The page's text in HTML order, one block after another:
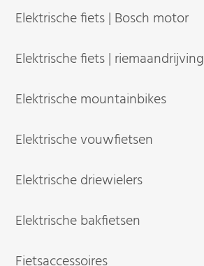
Elektrische fiets | Bosch motor
Elektrische fiets | riemaandrijving
Elektrische mountainbikes
Elektrische vouwfietsen
Elektrische driewielers
Elektrische bakfietsen